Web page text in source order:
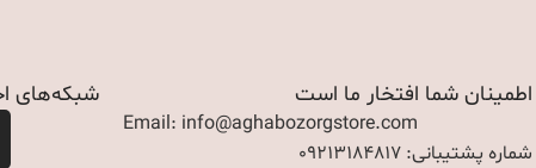
اطمینان شما افتخار ما است
Email: info@aghabozorgstore.com
شماره پشتیبانی: 09213184817
شبکه‌های